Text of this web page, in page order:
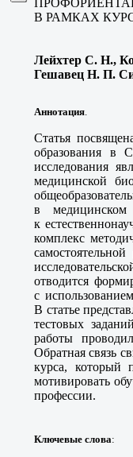
В РАМКАХ
Лейхтер С. Н.,
Гешавец Н. П.
Аннотация.
Статья
образования в
исследования
медицинской
в медицинском
к
комплекс
отводится
с
В статье
тестовых
работы
Обратная связь
курса, который
мотивировать
профессии.
Ключевые слова: